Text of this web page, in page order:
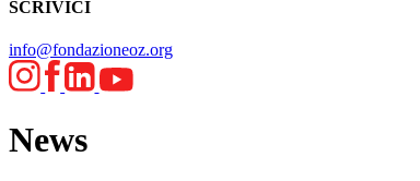
SCRIVICI
info@fondazioneoz.org
News